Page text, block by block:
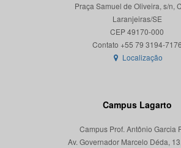
Praça Samuel de Oliveira, s/n,
Laranjeiras/SE
CEP 49170-000
Localização
Campus Lagarto
Campus Prof. Antônio Garcia
Av. Governador Marcelo Déda,